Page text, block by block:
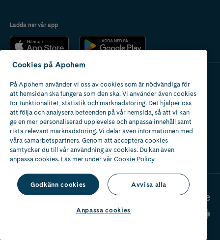
Ladda ner vår app
Apotek med tillstånd
av Läkemedelsverket
Cookies på Apohem
På Apohem använder vi oss av cookies som är nödvändiga för
att hemsidan ska fungera som den ska. Vi använder även cookies
för funktionalitet, statistik och marknadsföring. Det hjälper oss
att följa och analysera beteenden på vår hemsida, så att vi kan
ge en mer personaliserad upplevelse och anpassa innehåll samt
rikta relevant marknadsföring. Vi delar även informationen med
våra samarbetspartners. Genom att acceptera cookies
samtycker du till vår användning av cookies. Du kan även
anpassa cookies. Läs mer under vårCookie Policy
Godkänn cookies Avvisa alla
Anpassa cookies